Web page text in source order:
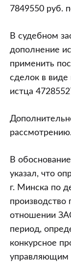
7849550 руб.
В судебном
дополнение
применить
сделок в виде
истца
В
указал, что
г. Минска по
производство
отношении
период,
конкурсное
управляющим